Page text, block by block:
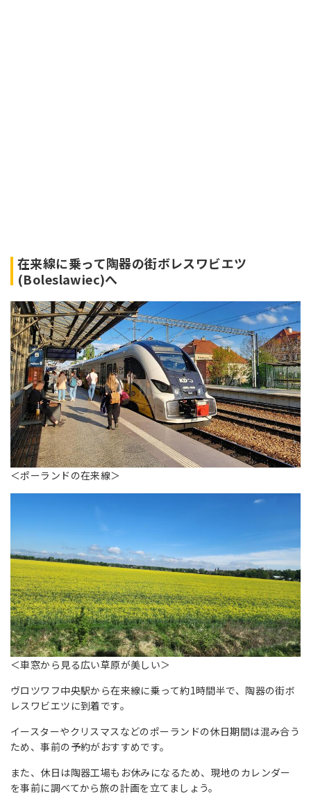
在来線に乗って陶器の街ボレスワビエツ
(Boleslawiec)へ
＜ポーランドの在来線＞
＜車窓から見る広い草原が美しい＞
ヴロツワフ中央駅から在来線に乗って約1時間半で、陶器の街ボ
レスワビエツに到着です。
イースターやクリスマスなどのポーランドの休日期間は混み合う
ため、事前の予約がおすすめです。
また、休日は陶器工場もお休みになるため、現地のカレンダー
を事前に調べてから旅の計画を立てましょう。